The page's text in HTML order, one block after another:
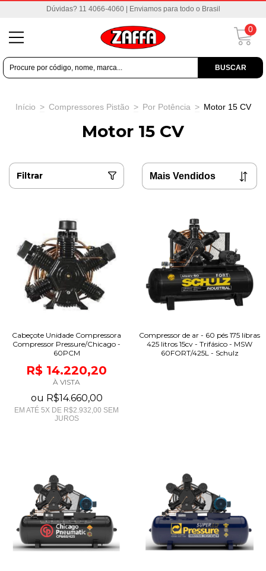
Dúvidas? 11 4066-4060 | Enviamos para todo o Brasil
BUSCAR
0
Início > Compressores Pistão > Por Potência > Motor 15 CV
Motor 15 CV
Filtrar
Cabeçote Unidade Compressora
Compressor Pressure/Chicago -
60PCM
R$ 14.220,20
À VISTA
ou R$14.660,00
EM ATÉ 5X DE R$2.932,00 SEM
JUROS
Compressor de ar - 60 pés 175 libras
425 litros 15cv - Trifásico - MSW
60FORT/425L - Schulz